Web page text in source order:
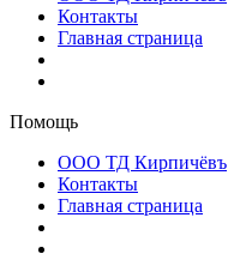
Контакты
Главная страница
Помощь
ООО ТД Кирпичёвъ
Контакты
Главная страница